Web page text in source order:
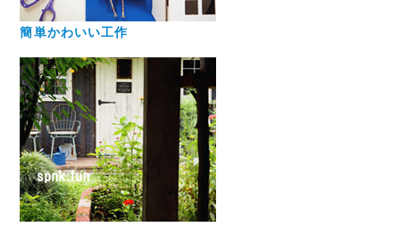
簡単かわいい工作